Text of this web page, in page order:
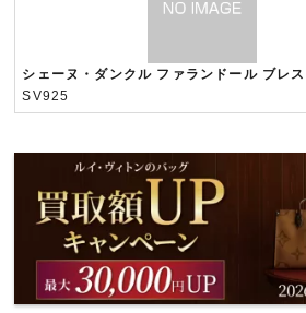
シェーヌ・ダンクル ファランドール ブレス
SV925